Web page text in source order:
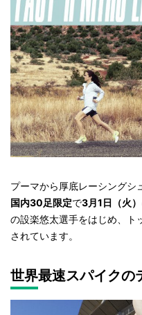
プーマから厚底レーシングシ
国内30足限定で3月1日（火）
の設楽悠太選手をはじめ、ト
されています。
世界最速スパイクの